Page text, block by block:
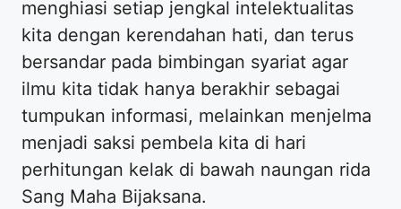
menghiasi setiap jengkal intelektualitas
kita dengan kerendahan hati, dan terus
bersandar pada bimbingan syariat agar
ilmu kita tidak hanya berakhir sebagai
tumpukan informasi, melainkan menjelma
menjadi saksi pembela kita di hari
perhitungan kelak di bawah naungan rida
Sang Maha Bijaksana.